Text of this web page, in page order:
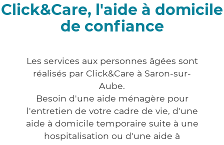
Click&Care, l'aide à domicile
de confiance
Les services aux personnes âgées sont
réalisés par Click&Care à Saron-sur-
Aube.
Besoin d'une aide ménagère pour
l'entretien de votre cadre de vie, d'une
aide à domicile temporaire suite à une
hospitalisation ou d'une aide à